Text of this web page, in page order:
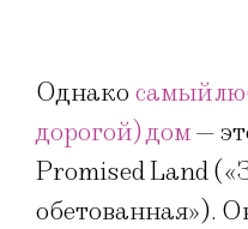
Однако самый
дорогой) дом—
Promised Land
обетованная»).